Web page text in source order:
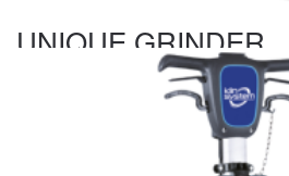
UNIQUE GRINDER